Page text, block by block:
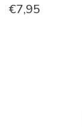
€7,95